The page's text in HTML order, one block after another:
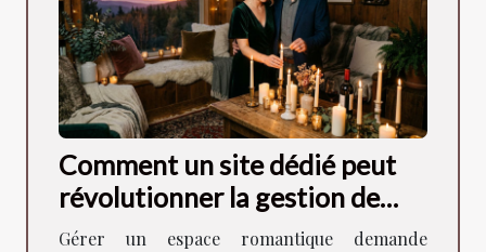
Comment un site dédié peut
révolutionner la gestion de
votre espace romantique ?
Gérer un espace romantique demande